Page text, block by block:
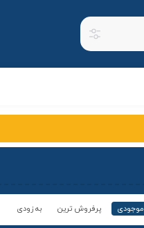
موجودی پرفروش ترین به زودی